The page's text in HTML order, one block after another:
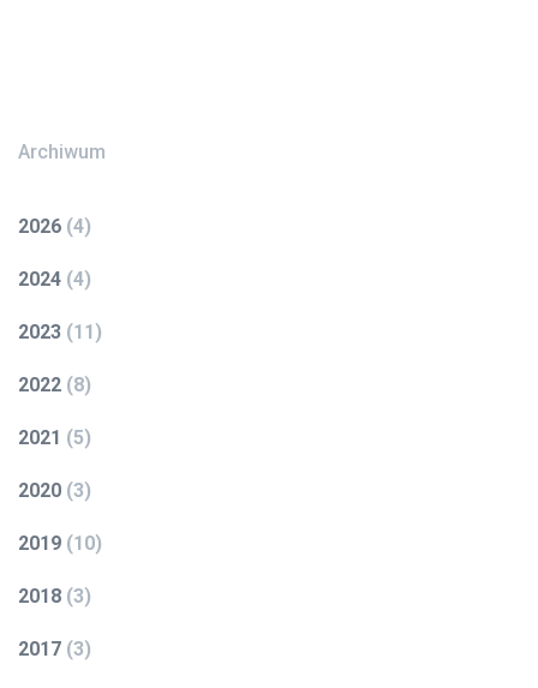
Archiwum
2026 (4)
2024 (4)
2023 (11 )
2022 (8)
2021 (5)
2020 (3)
2019 (10)
2018 (3)
2017 (3)